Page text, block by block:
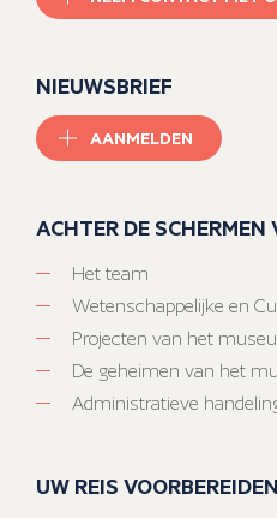
NIEUWSBRIEF
AANMELDEN
ACHTER DE
Het team
Wetenschappelijke en
Projecten van het
De geheimen van het
Administratieve
UW REIS VOORBEREIDEN